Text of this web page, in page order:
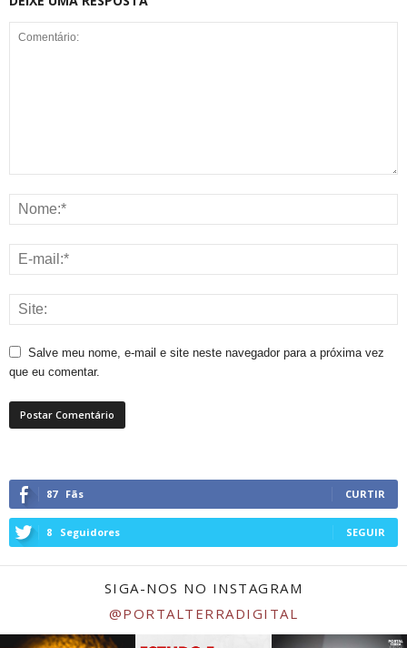
Salve meu nome, e-mail e site neste navegador para a próxima vez
que eu comentar.
87 Fãs CURTIR
8 Seguidores SEGUIR
SIGA-NOS NO INSTAGRAM
@PORTALTERRADIGITAL